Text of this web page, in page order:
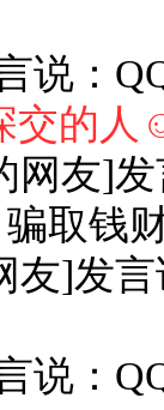
说：
交的
网友]
取钱
友]发
说：